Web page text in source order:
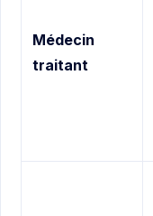
Médecin
traitant